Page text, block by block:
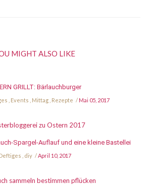
MIGHT ALSO LIKE
GRILLT: Bärlauchburger
Events Mittag, Rezepte Mai 05, 2017
Spargel-Auflauf und eine kleine Bastellei
diy April 10, 2017